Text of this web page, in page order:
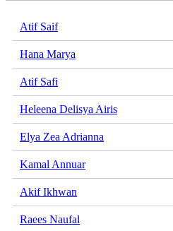
Atif Saif
Hana Marya
Atif Safi
Heleena Delisya Airis
Elya Zea Adrianna
Kamal Annuar
Akif Ikhwan
Raees Naufal